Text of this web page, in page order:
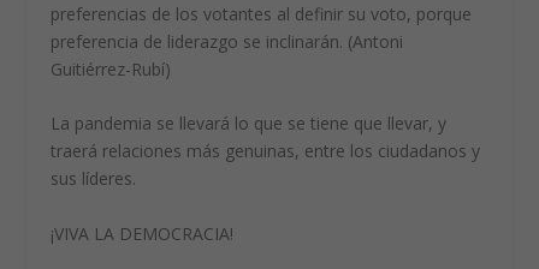
preferencias de los votantes al definir su voto, porque
preferencia de liderazgo se inclinarán. (Antoni
Guitiérrez-Rubí)
La pandemia se llevará lo que se tiene que llevar, y
traerá relaciones más genuinas, entre los ciudadanos y
sus líderes.
¡VIVA LA DEMOCRACIA!